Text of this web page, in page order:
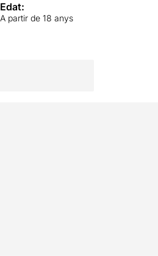
Edat:
A partir de 18 anys